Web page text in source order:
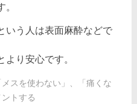
いう人は表面麻酔などで
り安心です。
メスを使わない」 、
「痛くな
ントする